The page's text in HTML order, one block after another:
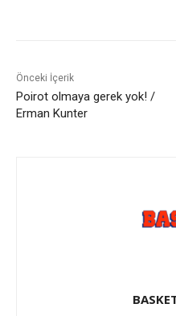
Önceki İçerik
Poirot olmaya gerek yok! /
Erman Kunter